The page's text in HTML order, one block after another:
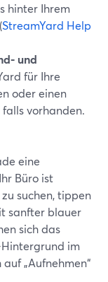
hinter Ihrem
StreamYard Help
und
für Ihre
oder einen
falls vorhanden.
eine
Büro ist
suchen, tippen
sanfter blauer
sich das
im
„Aufnehmen“